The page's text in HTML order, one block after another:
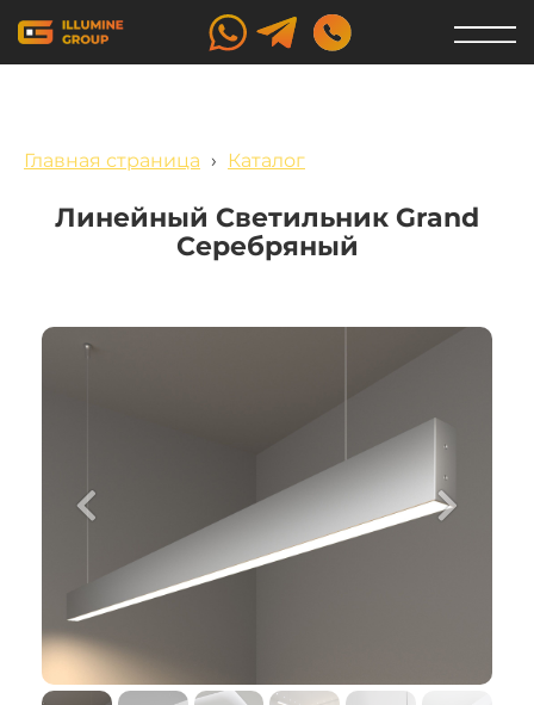
Главная страница › Каталог
Линейный Светильник Grand
Серебряный